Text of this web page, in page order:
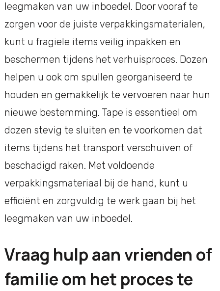
leegmaken van uw inboedel. Door vooraf te
zorgen voor de juiste verpakkingsmaterialen,
kunt u fragiele items veilig inpakken en
beschermen tijdens het verhuisproces. Dozen
helpen u ook om spullen georganiseerd te
houden en gemakkelijk te vervoeren naar hun
nieuwe bestemming. Tape is essentieel om
dozen stevig te sluiten en te voorkomen dat
items tijdens het transport verschuiven of
beschadigd raken. Met voldoende
verpakkingsmateriaal bij de hand, kunt u
efficiënt en zorgvuldig te werk gaan bij het
leegmaken van uw inboedel.
Vraag hulp aan vrienden of
familie om het proces te